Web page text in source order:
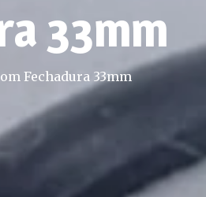
33mm
Fechadura 33mm